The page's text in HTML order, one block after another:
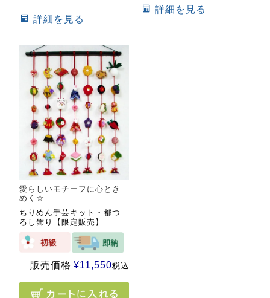
詳細を見る
詳細を見る
愛らしいモチーフに心とき
めく☆
ちりめん手芸キット・都つ
るし飾り【限定販売】
販売価格 ¥11,550税込